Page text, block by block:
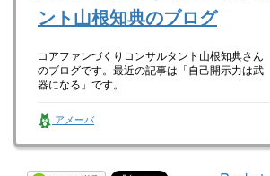
ント山根知典のブログ
コアファンづくりコンサルタント山根知典さん
のブログです。最近の記事は「自己開示力は武
器になる」です。
アメーバ